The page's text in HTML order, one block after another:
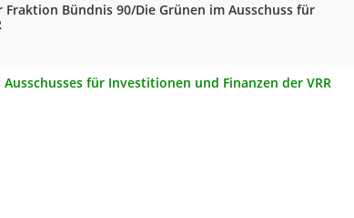
Bündnis 90/Die Grünen im Ausschuss für
für Investitionen und Finanzen der VRR